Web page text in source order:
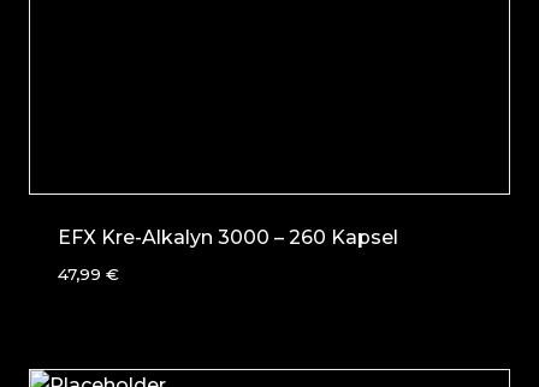
EFX Kre-Alkalyn 3000 – 260 Kapsel
47,99 €